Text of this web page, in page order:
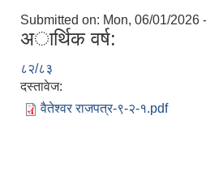
Submitted on: Mon, 06/01/2026
अार्थिक वर्ष:
८२/८३
दस्तावेज:
वैतेश्वर राजपत्र-९-२-१.pdf